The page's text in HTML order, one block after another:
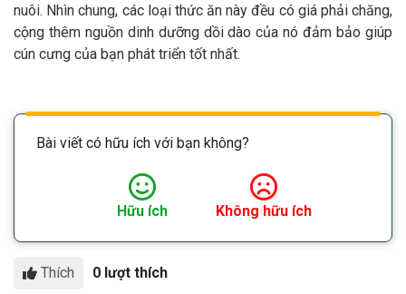
nuôi. Nhìn chung, các loại thức ăn này đều có giá phải chăng,
cộng thêm nguồn dinh dưỡng dồi dào của nó đảm bảo giúp
cún cưng của bạn phát triển tốt nhất.
Bài viết có hữu ích với bạn không?
Hữu ích Không hữu ích
Thích 0 lượt thích